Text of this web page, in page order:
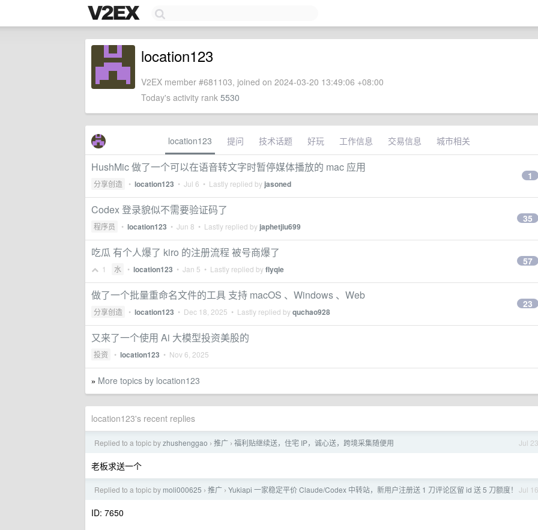
location123
V2EX member #681103, joined on 2024-03-20 13:49:06 +08:00
Today's activity rank 5530
location123 提问 技术话题 好玩 工作信息 交易信息 城市相关
HushMic 做了一个可以在语音转文字时暂停媒体播放的 mac 应用
分享创造 • location123 • Jul 6 • Lastly replied by jasoned
1
Codex 登录貌似不需要验证码了
程序员 • location123 • Jun 8 • Lastly replied by japhetjiu699
35
吃瓜 有个人爆了 kiro 的注册流程 被号商爆了
1 水 • location123 • Jan 5 • Lastly replied byflyqie
57
做了一个批量重命名文件的工具 支持 macOS 、Windows 、Web
分享创造 • location123 • Dec 18, 2025 • Lastly replied byquchao928
23
又来了一个使用 Ai 大模型投资美股的
投资 • location123 • Nov 6, 2025
» More topics by location123
location123's recent replies
Jul 23
Replied to a topic byzhushenggao › 推广 › 福利贴继续送，住宅 IP，诚心送，跨境采集随便用
老板求送一个
Jul 16
Replied to a topic by moli000625 › 推广 › Yukiapi 一家稳定平价 Claude/Codex 中转站，新用户注册送 1 刀评论区留 id 送 5 刀额度！
ID: 7650